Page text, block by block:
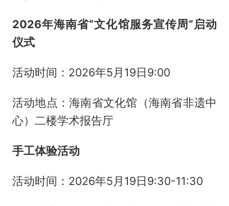
2026年海南省“文化馆服务宣传周”启动
仪式
活动时间：2026年5月19日9:00
活动地点：海南省文化馆（海南省非遗中
心）二楼学术报告厅
手工体验活动
活动时间：2026年5月19日9:30-11:30